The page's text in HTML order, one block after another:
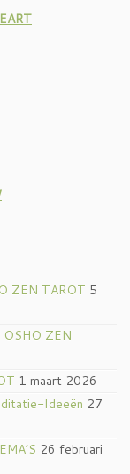
ZEN TAROT 5
ZEN
1 maart 2026
Ideeën 27
26 februari